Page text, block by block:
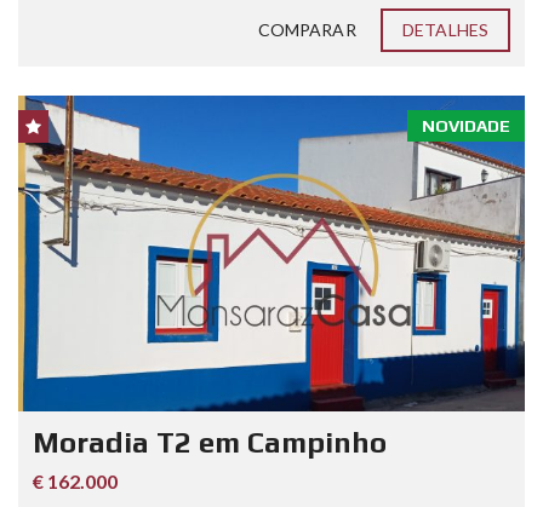
COMPARAR DETALHES
NOVIDADE
Moradia T2 em Campinho
€ 162.000